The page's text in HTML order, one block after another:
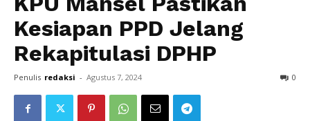
Kesiapan PPD Jelang
Rekapitulasi DPHP
Penulis redaksi - Agustus 7, 2024 0